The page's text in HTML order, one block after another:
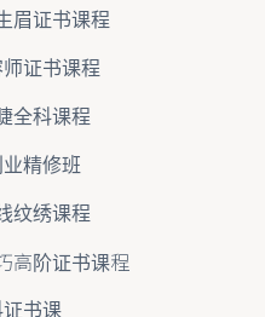
眉证书课程
证书课程
全科课程
精修班
纹绣课程
高阶证书课程
书课